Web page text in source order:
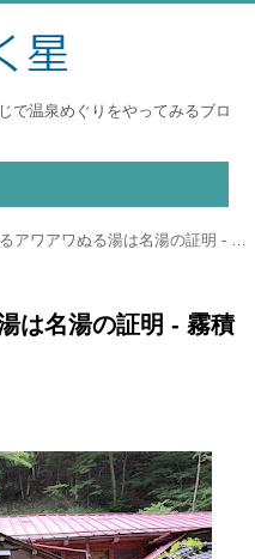
で温泉めぐりをやってみるブロ
ワアワぬる湯は名湯の証明 - 霧積温泉 金湯館
は名湯の証明 - 霧積